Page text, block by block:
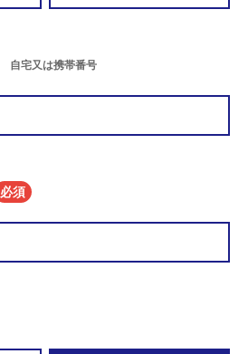
自宅又は携帯番号
必須